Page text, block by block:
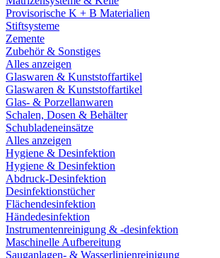
Provisorische K + B Materialien
Stiftsysteme
Zemente
Zubehör & Sonstiges
Alles anzeigen
Glaswaren & Kunststoffartikel
Glaswaren & Kunststoffartikel
Glas- & Porzellanwaren
Schalen, Dosen & Behälter
Schubladeneinsätze
Alles anzeigen
Hygiene & Desinfektion
Hygiene & Desinfektion
Abdruck-Desinfektion
Desinfektionstücher
Flächendesinfektion
Händedesinfektion
Instrumentenreinigung & -desinfektion
Maschinelle Aufbereitung
Sauganlagen- & Wasserlinienreinigung